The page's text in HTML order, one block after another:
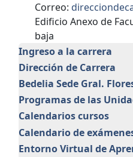
Enseñanza
Ingreso a la carrera
Dirección de Carrera
Bedelia Sede Gral.
Programas de las
Calendarios cursos
Calendario de
Entorno Virtual de
Correo:
Edificio Anexo de
baja